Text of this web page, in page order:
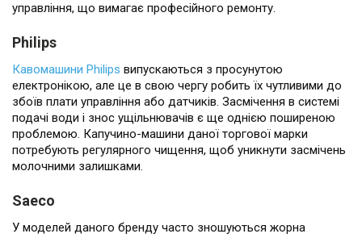
управління, що вимагає професійного ремонту.
Philips
Кавомашини Philips випускаються з просунутою
електронікою, але це в свою чергу робить їх чутливими до
збоїв плати управління або датчиків. Засмічення в системі
подачі води і знос ущільнювачів є ще однією поширеною
проблемою. Капучино-машини даної торгової марки
потребують регулярного чищення, щоб уникнути засмічень
молочними залишками.
Saeco
У моделей даного бренду часто зношуються жорна